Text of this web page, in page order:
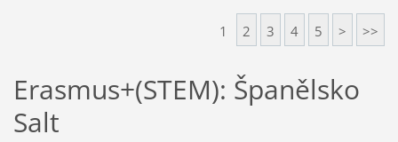
1 2 3 4 5 > >>
Erasmus+(STEM): Španělsko
Salt